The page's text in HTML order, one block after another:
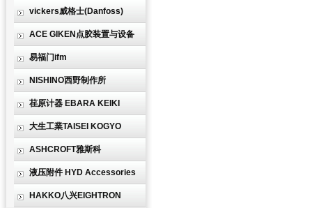
vickers威格士(Danfoss)
ACE GIKEN点胶装置与设备
易福门ifm
NISHINO西野制作所
荏原计器 EBARA KEIKI
大生工業TAISEI KOGYO
ASHCROFT雅斯科
液压附件 HYD Accessories
HAKKO八兴EIGHTRON